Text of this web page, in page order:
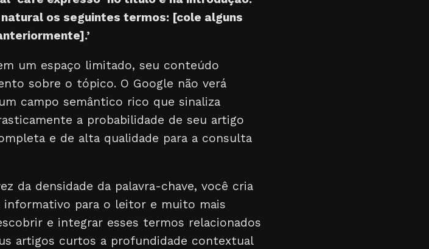
os seguintes termos: [cole alguns
um espaço limitado, seu conteúdo
sobre o tópico. O Google não verá
campo semântico rico que sinaliza
a probabilidade de seu artigo
e de alta qualidade para a consulta
da densidade da palavra-chave, você cria
para o leitor e muito mais
e integrar esses termos relacionados
artigos curtos a profundidade contextual